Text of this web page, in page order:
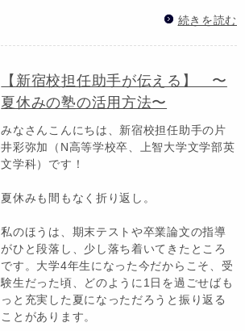
続きを読む
【新宿校担任助手が伝える】 〜
夏休みの塾の活用方法〜
みなさんこんにちは、新宿校担任助手の片
井彩弥加（N高等学校卒、上智大学文学部英
文学科）です！
夏休みも間もなく折り返し。
私のほうは、期末テストや卒業論文の指導
がひと段落し、少し落ち着いてきたところ
です。大学4年生になった今だからこそ、受
験生だった頃、どのように1日を過ごせばも
っと充実した夏になっただろうと振り返る
ことがあります。